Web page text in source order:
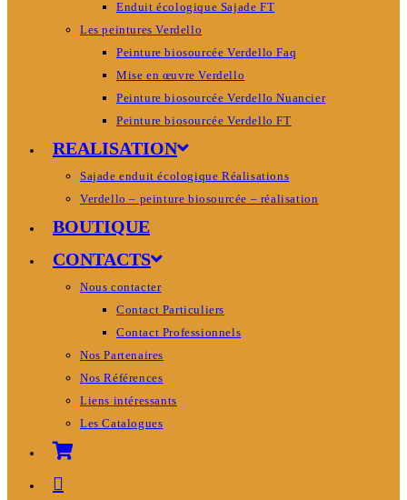
Enduit écologique Sajade FT
Les peintures Verdello
Peinture biosourcée Verdello Faq
Mise en œuvre Verdello
Peinture biosourcée Verdello Nuancier
Peinture biosourcée Verdello FT
REALISATION
Sajade enduit écologique Réalisations
Verdello – peinture biosourcée – réalisation
BOUTIQUE
CONTACTS
Nous contacter
Contact Particuliers
Contact Professionnels
Nos Partenaires
Nos Références
Liens intéressants
Les Catalogues